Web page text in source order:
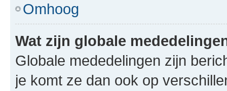
Omhoog
Wat zijn globale
Globale mededelingen zijn
je komt ze dan ook op